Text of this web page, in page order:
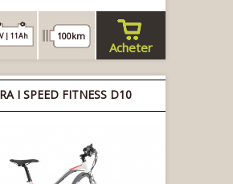
| 11Ah 100km
Acheter
I SPEED FITNESS D10